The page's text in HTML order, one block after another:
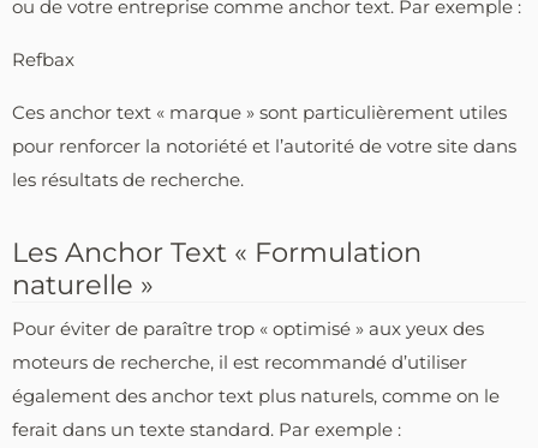
ou de votre entreprise comme anchor text. Par exemple :
Refbax
Ces anchor text « marque » sont particulièrement utiles
pour renforcer la notoriété et l’autorité de votre site dans
les résultats de recherche.
Les Anchor Text « Formulation
naturelle »
Pour éviter de paraître trop « optimisé » aux yeux des
moteurs de recherche, il est recommandé d’utiliser
également des anchor text plus naturels, comme on le
ferait dans un texte standard. Par exemple :